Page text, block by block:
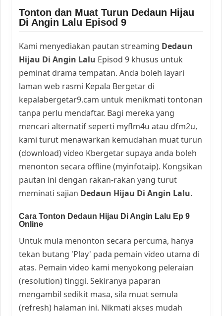
Tonton dan Muat Turun Dedaun Hijau
Di Angin Lalu Episod 9
Kami menyediakan pautan streaming Dedaun
Hijau Di Angin Lalu Episod 9 khusus untuk
peminat drama tempatan. Anda boleh layari
laman web rasmi Kepala Bergetar di
kepalabergetar9.cam untuk menikmati tontonan
tanpa perlu mendaftar. Bagi mereka yang
mencari alternatif seperti myflm4u atau dfm2u,
kami turut menawarkan kemudahan muat turun
(download) video Kbergetar supaya anda boleh
menonton secara offline (myinfotaip). Kongsikan
pautan ini dengan rakan-rakan yang turut
meminati sajian Dedaun Hijau Di Angin Lalu.
Cara Tonton Dedaun Hijau Di Angin Lalu Ep 9
Online
Untuk mula menonton secara percuma, hanya
tekan butang 'Play' pada pemain video utama di
atas. Pemain video kami menyokong peleraian
(resolution) tinggi. Sekiranya paparan
mengambil sedikit masa, sila muat semula
(refresh) halaman ini. Nikmati akses mudah